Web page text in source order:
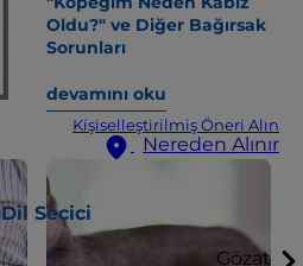
Kişiselleştirilmiş Öneri Alın
Nereden Alınır
Dil Seçici
Gözat
Oldu?" ve Diğer Bağırsak
Sorunları
devamını oku